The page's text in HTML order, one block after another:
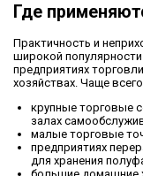
Где
Практичность и
широкой
предприятиях
хозяйствах. Чаще
крупные торговые
залах
малые торговые
предприятиях
для хранения